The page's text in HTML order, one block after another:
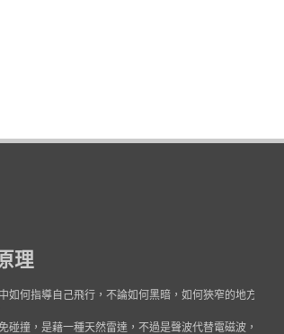
理
如何指導自己飛行，不論如何黑暗，如何狹窄的地方，
碰撞，是藉一種天然雷達，不過是聲波代替電磁波，在